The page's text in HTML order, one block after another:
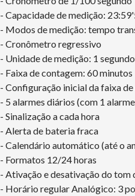
- Capacidade de medição:
- Modos de medição: tempo
- Cronômetro regressivo
- Unidade de medição: 1 segundo
- Faixa de contagem: 60 minutos
- Configuração inicial da faixa
- 5 alarmes diários (com 1
- Sinalização a cada hora
- Alerta de bateria fraca
- Calendário automático (até o
- Formatos 12/24 horas
- Ativação e desativação do tom
- Horário regular Analógico: 3